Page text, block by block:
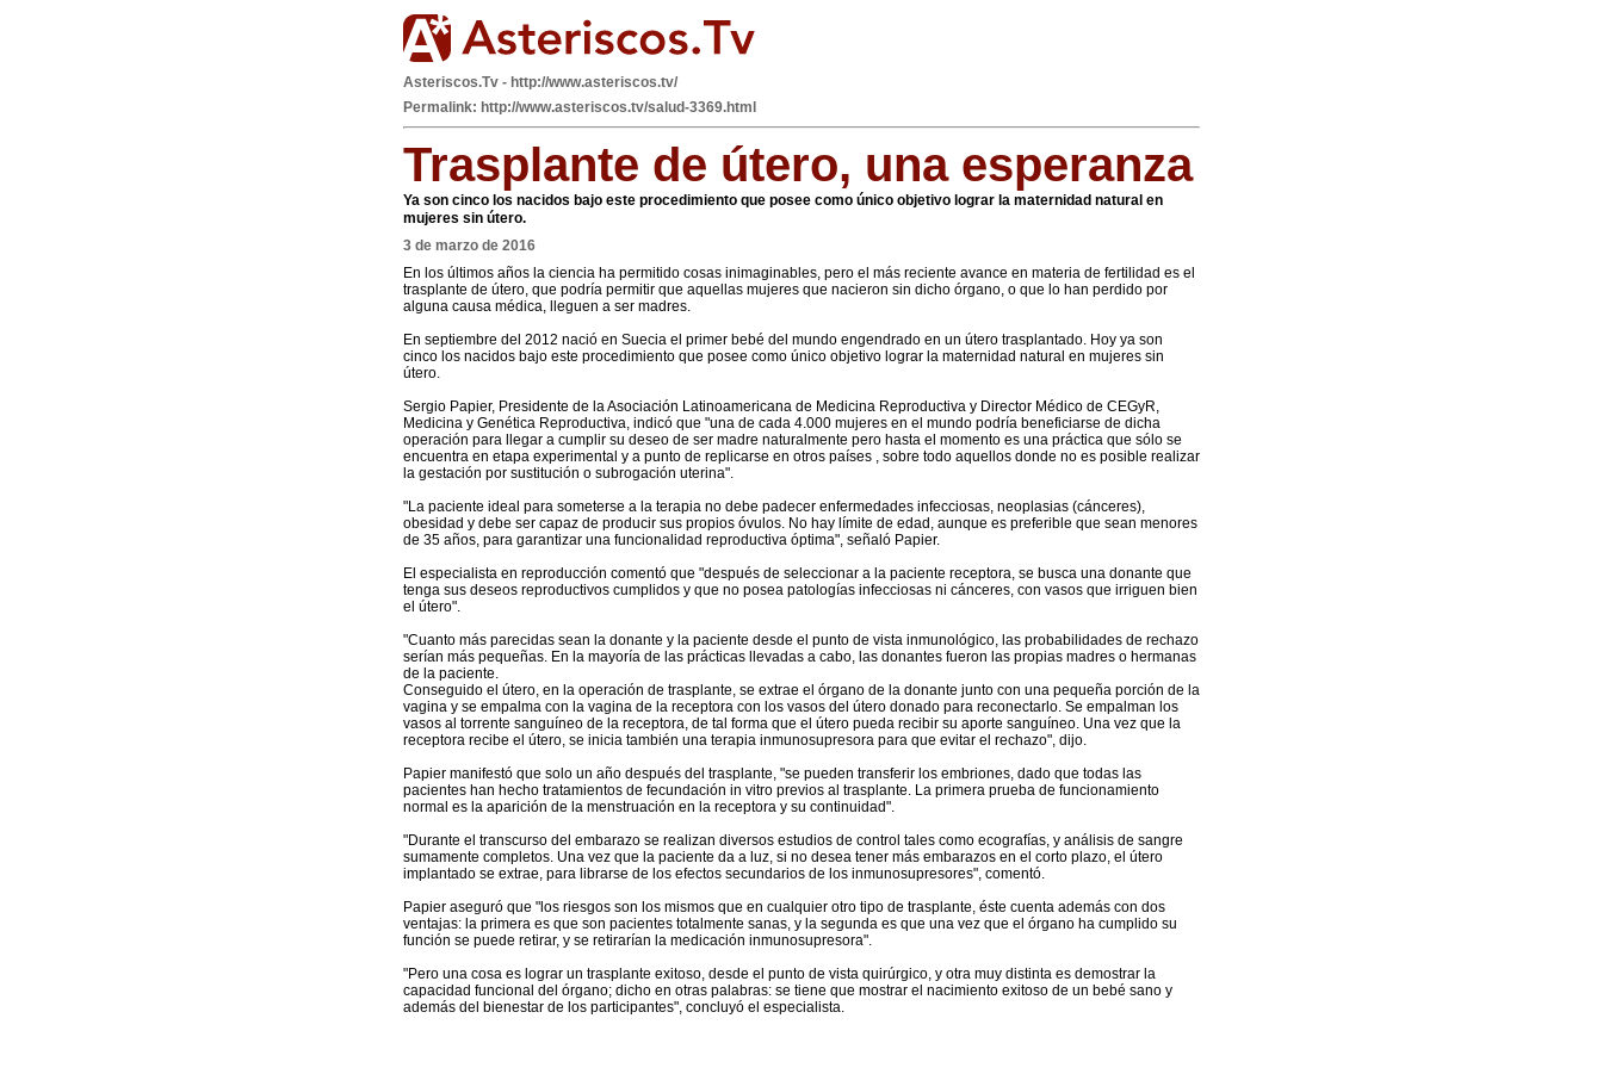
Asteriscos.Tv - http://www.asteriscos.tv/
Permalink: http://www.asteriscos.tv/salud-3369.html
Trasplante de útero, una esperanza
Ya son cinco los nacidos bajo este procedimiento que posee como único objetivo lograr la maternidad natural en
mujeres sin útero.
3 de marzo de 2016
En los últimos años la ciencia ha permitido cosas inimaginables, pero el más reciente avance en materia de fertilidad es el
trasplante de útero, que podría permitir que aquellas mujeres que nacieron sin dicho órgano, o que lo han perdido por
alguna causa médica, lleguen a ser madres.
En septiembre del 2012 nació en Suecia el primer bebé del mundo engendrado en un útero trasplantado. Hoy ya son
cinco los nacidos bajo este procedimiento que posee como único objetivo lograr la maternidad natural en mujeres sin
útero.
Sergio Papier, Presidente de la Asociación Latinoamericana de Medicina Reproductiva y Director Médico de CEGyR,
Medicina y Genética Reproductiva, indicó que "una de cada 4.000 mujeres en el mundo podría beneficiarse de dicha
operación para llegar a cumplir su deseo de ser madre naturalmente pero hasta el momento es una práctica que sólo se
encuentra en etapa experimental y a punto de replicarse en otros países , sobre todo aquellos donde no es posible realizar
la gestación por sustitución o subrogación uterina".
"La paciente ideal para someterse a la terapia no debe padecer enfermedades infecciosas, neoplasias (cánceres),
obesidad y debe ser capaz de producir sus propios óvulos. No hay límite de edad, aunque es preferible que sean menores
de 35 años, para garantizar una funcionalidad reproductiva óptima", señaló Papier.
El especialista en reproducción comentó que "después de seleccionar a la paciente receptora, se busca una donante que
tenga sus deseos reproductivos cumplidos y que no posea patologías infecciosas ni cánceres, con vasos que irriguen bien
el útero".
"Cuanto más parecidas sean la donante y la paciente desde el punto de vista inmunológico, las probabilidades de rechazo
serían más pequeñas. En la mayoría de las prácticas llevadas a cabo, las donantes fueron las propias madres o hermanas
de la paciente.
Conseguido el útero, en la operación de trasplante, se extrae el órgano de la donante junto con una pequeña porción de la
vagina y se empalma con la vagina de la receptora con los vasos del útero donado para reconectarlo. Se empalman los
vasos al torrente sanguíneo de la receptora, de tal forma que el útero pueda recibir su aporte sanguíneo. Una vez que la
receptora recibe el útero, se inicia también una terapia inmunosupresora para que evitar el rechazo", dijo.
Papier manifestó que solo un año después del trasplante, "se pueden transferir los embriones, dado que todas las
pacientes han hecho tratamientos de fecundación in vitro previos al trasplante. La primera prueba de funcionamiento
normal es la aparición de la menstruación en la receptora y su continuidad".
"Durante el transcurso del embarazo se realizan diversos estudios de control tales como ecografías, y análisis de sangre
sumamente completos. Una vez que la paciente da a luz, si no desea tener más embarazos en el corto plazo, el útero
implantado se extrae, para librarse de los efectos secundarios de los inmunosupresores", comentó.
Papier aseguró que "los riesgos son los mismos que en cualquier otro tipo de trasplante, éste cuenta además con dos
ventajas: la primera es que son pacientes totalmente sanas, y la segunda es que una vez que el órgano ha cumplido su
función se puede retirar, y se retirarían la medicación inmunosupresora".
"Pero una cosa es lograr un trasplante exitoso, desde el punto de vista quirúrgico, y otra muy distinta es demostrar la
capacidad funcional del órgano; dicho en otras palabras: se tiene que mostrar el nacimiento exitoso de un bebé sano y
además del bienestar de los participantes", concluyó el especialista.